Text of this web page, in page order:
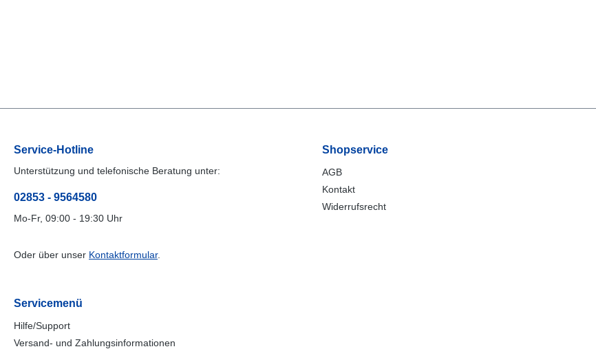
Service-Hotline
Unterstützung und telefonische Beratung unter:
02853 - 9564580
Mo-Fr, 09:00 - 19:30 Uhr
Oder über unser Kontaktformular.
Shopservice
AGB
Kontakt
Widerrufsrecht
Servicemenü
Hilfe/Support
Versand- und Zahlungsinformationen